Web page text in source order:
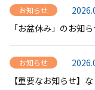
お知らせ
「お盆休み」のお知
お知らせ
【重要なお知らせ】